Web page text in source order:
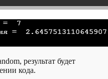
результат будет
кода.